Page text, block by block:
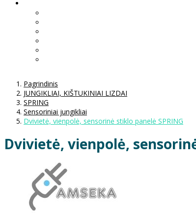
Pagrindinis
JUNGIKLIAI, KIŠTUKINIAI LIZDAI
SPRING
Sensoriniai jungikliai
Dvivietė, vienpolė, sensorinė stiklo panelė SPRING
Dvivietė, vienpolė,